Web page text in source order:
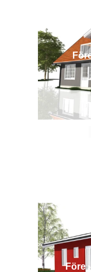
Före